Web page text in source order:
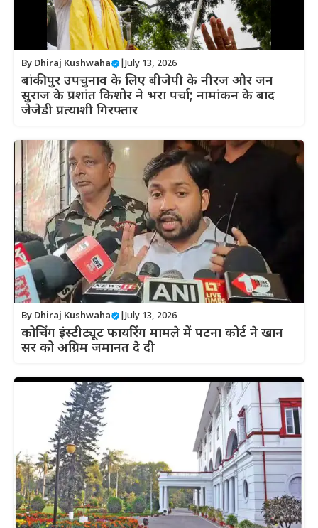
By Dhiraj Kushwaha July 13, 2026
बांकीपुर उपचुनाव के लिए बीजेपी के नीरज और जन
सुराज के प्रशांत किशोर ने भरा पर्चा; नामांकन के बाद
जेजेडी प्रत्याशी गिरफ्तार
By Dhiraj Kushwaha July 13, 2026
कोचिंग इंस्टीट्यूट फायरिंग मामले में पटना कोर्ट ने खान
सर को अग्रिम जमानत दे दी